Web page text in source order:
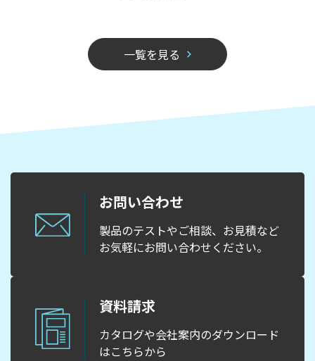
一覧を見る
お問い合わせ
製品のテストやご相談、お見積など
お気軽にお問い合わせください。
資料請求
カタログや会社案内のダウンロード
はこちらから